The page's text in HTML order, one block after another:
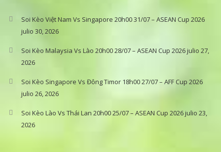
Soi Kèo Việt Nam Vs Singapore 20h00 31/07 – ASEAN Cup 2026
julio 30, 2026
Soi Kèo Malaysia Vs Lào 20h00 28/07 – ASEAN Cup 2026julio 27,
2026
Soi Kèo Singapore Vs Đông Timor 18h00 27/07 – AFF Cup 2026
julio 26, 2026
Soi Kèo Lào Vs Thái Lan 20h00 25/07 – ASEAN Cup 2026julio 23,
2026